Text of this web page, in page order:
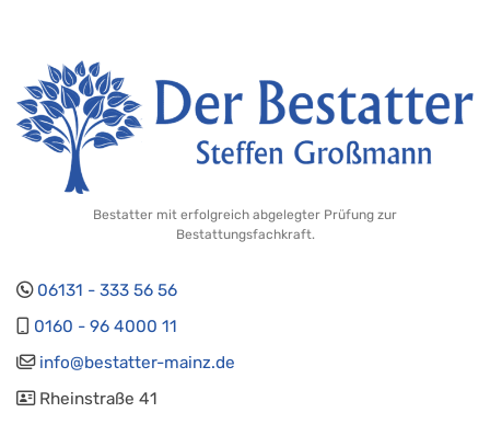
Bestatter mit erfolgreich abgelegter Prüfung zur
Bestattungsfachkraft.
06131 - 333 56 56
0160 - 96 4000 11
info@bestatter-mainz.de
Rheinstraße 41